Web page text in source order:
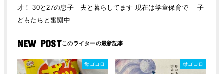
才！ 30と27の息子 夫と暮らしてます 現在は学童保育で 子
どもたちと奮闘中
NEW POST
母ゴコロ 母ゴコロ